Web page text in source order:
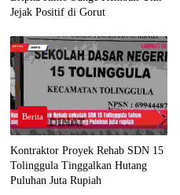
Jejak Positif di Gorut
Berita
Kontraktor Proyek Rehab SDN 15
Tolinggula Tinggalkan Hutang
Puluhan Juta Rupiah